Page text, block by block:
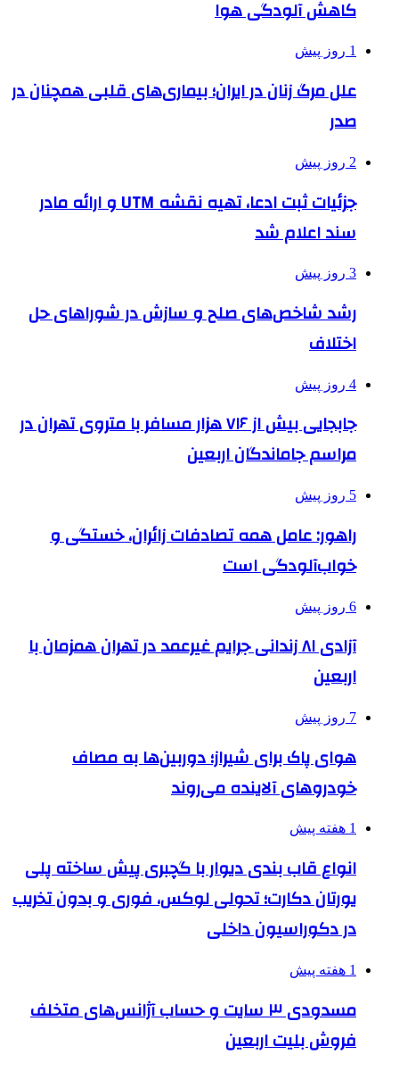
کاهش آلودگی هوا
1 روز پیش
علل مرگ زنان در ایران؛ بیماری‌های قلبی همچنان در
صدر
2 روز پیش
جزئیات ثبت ادعا، تهیه نقشه UTM و ارائه مادر
سند اعلام شد
3 روز پیش
رشد شاخص‌های صلح و سازش در شوراهای حل
اختلاف
4 روز پیش
جابجایی بیش از ۷۱۶ هزار مسافر با متروی تهران در
مراسم جاماندگان اربعین
5 روز پیش
راهور: عامل همه تصادفات زائران، خستگی و
خواب‌آلودگی است
6 روز پیش
آزادی ۸۱ زندانی جرایم غیرعمد در تهران همزمان با
اربعین
7 روز پیش
هوای پاک برای شیراز؛ دوربین‌ها به مصاف
خودروهای آلاینده می‌روند
1 هفته پیش
انواع قاب بندی دیوار با گچبری پیش ساخته پلی
یورتان دکارت؛ تحولی لوکس، فوری و بدون تخریب
در دکوراسیون داخلی
1 هفته پیش
مسدودی ۳ سایت و حساب آژانس‌های متخلف
فروش بلیت اربعین